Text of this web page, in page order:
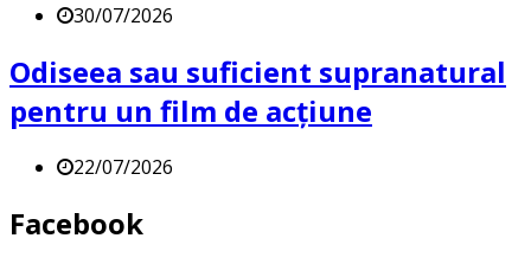
30/07/2026
Odiseea sau suficient supranatural
pentru un film de acțiune
22/07/2026
Facebook